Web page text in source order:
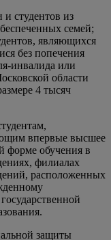
студентов из
семей;
являющихся
без попечения
инвалида или
области
4 тысяч
впервые высшее
форме обучения в
филиалах
расположенных
защиты